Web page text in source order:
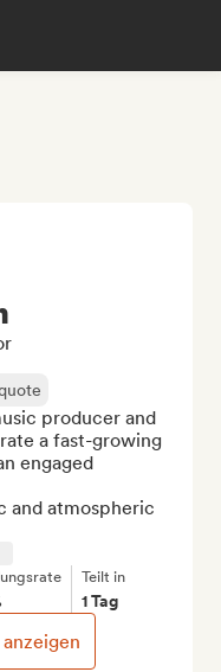
producer and
a fast-growing
engaged
and atmospheric
Teilt in
1 Tag